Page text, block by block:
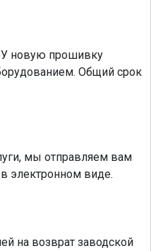
новую прошивку
Общий срок
мы отправляем вам
электронном виде.
на возврат заводской